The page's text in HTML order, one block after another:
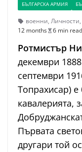
БЪЛГАРСКА АРМИЯ
военни, Личности,
12 months
6 min read
Ротмистър
декември
септември
Топрахисар)
кавалерията,
Първата
другари той